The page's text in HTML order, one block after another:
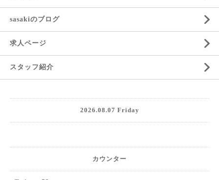
sasakiのブログ
求人ページ
スタッフ紹介
2026.08.07 Friday
カウンター